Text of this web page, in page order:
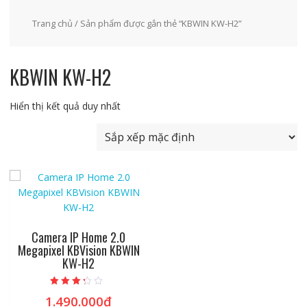
Trang chủ / Sản phẩm được gắn thẻ “KBWIN KW-H2”
KBWIN KW-H2
Hiển thị kết quả duy nhất
Camera IP Home 2.0
Megapixel KBVision KBWIN
KW-H2
hạng
1.490.000₫